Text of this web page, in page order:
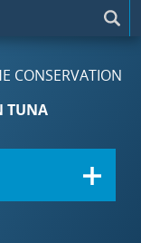
CONSERVATION
TUNA